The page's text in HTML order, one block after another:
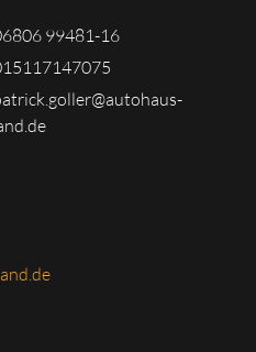
99481-16